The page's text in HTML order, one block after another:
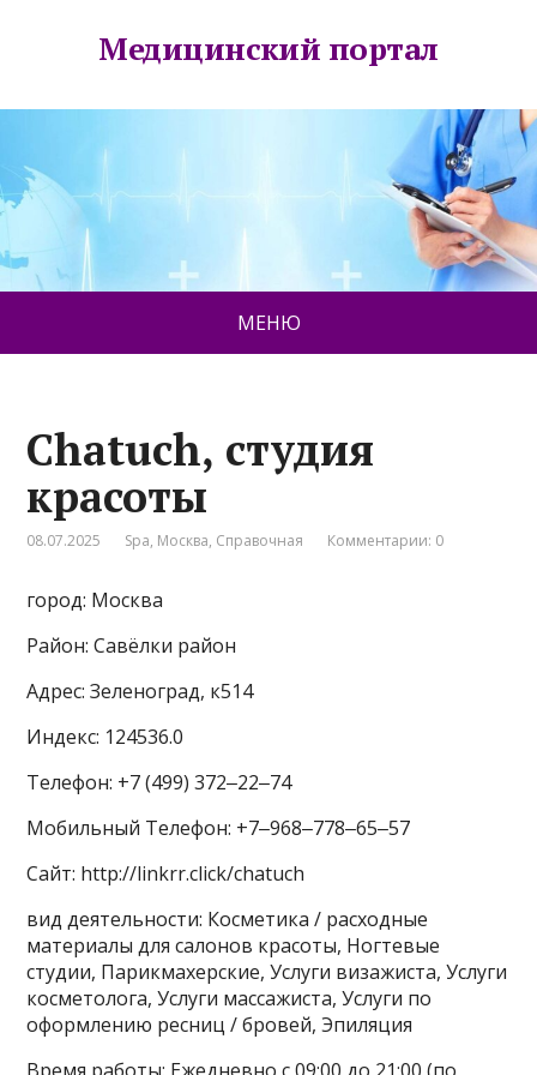
Медицинский портал
МЕНЮ
Chatuch, студия
красоты
08.07.2025 Spa, Москва, Справочная Комментарии: 0
город: Москва
Район: Савёлки район
Адрес: Зеленоград, к514
Индекс: 124536.0
Телефон: +7 (499) 372‒22‒74
Мобильный Телефон: +7‒968‒778‒65‒57
Сайт: http://linkrr.click/chatuch
вид деятельности: Косметика / расходные
материалы для салонов красоты, Ногтевые
студии, Парикмахерские, Услуги визажиста, Услуги
косметолога, Услуги массажиста, Услуги по
оформлению ресниц / бровей, Эпиляция